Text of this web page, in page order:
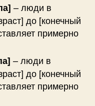
– люди в
до [конечный
примерно
– люди в
до [конечный
примерно